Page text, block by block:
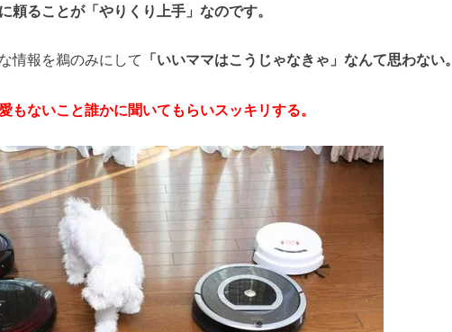
頼ることが「やりくり上手」なのです。
情報を鵜のみにして
「いいママはこうじゃなきゃ」なんて思わない。
もないこと誰かに聞いてもらいスッキリする。